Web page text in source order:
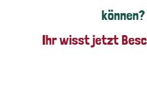
Ihr wisst jetzt